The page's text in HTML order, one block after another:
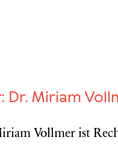
Dr. Miriam
Vollmer ist